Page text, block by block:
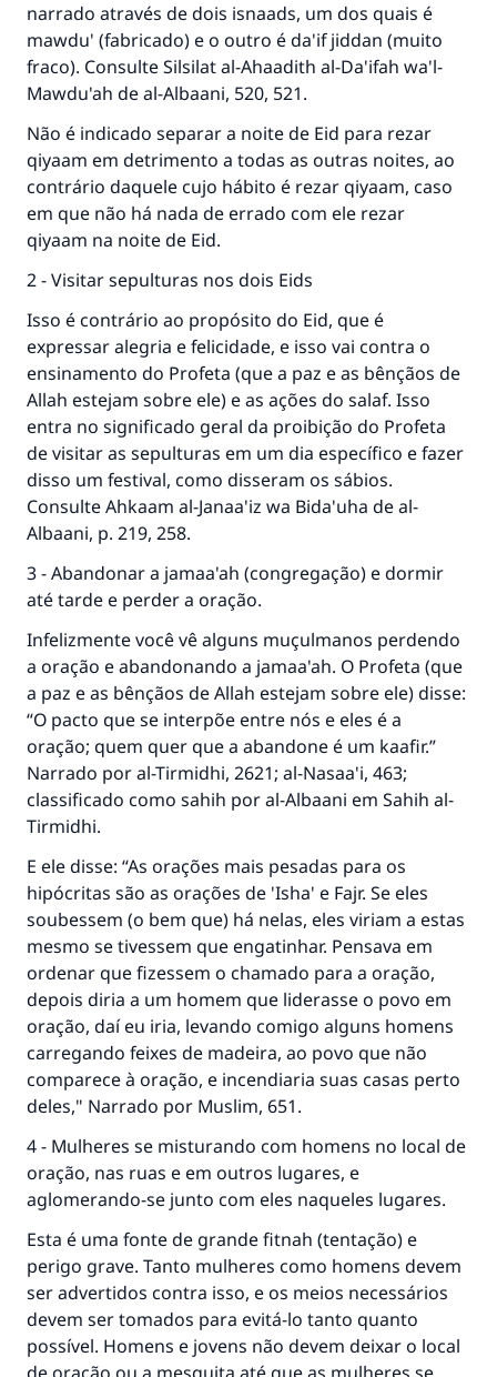
narrado através de dois isnaads, um dos quais é
mawdu' (fabricado) e o outro é da'if jiddan (muito
fraco). Consulte Silsilat al-Ahaadith al-Da'ifah wa'l-
Mawdu'ah de al-Albaani, 520, 521.
Não é indicado separar a noite de Eid para rezar
qiyaam em detrimento a todas as outras noites, ao
contrário daquele cujo hábito é rezar qiyaam, caso
em que não há nada de errado com ele rezar
qiyaam na noite de Eid.
2 - Visitar sepulturas nos dois Eids
Isso é contrário ao propósito do Eid, que é
expressar alegria e felicidade, e isso vai contra o
ensinamento do Profeta (que a paz e as bênçãos de
Allah estejam sobre ele) e as ações do salaf. Isso
entra no significado geral da proibição do Profeta
de visitar as sepulturas em um dia específico e fazer
disso um festival, como disseram os sábios.
Consulte Ahkaam al-Janaa'iz wa Bida'uha de al-
Albaani, p. 219, 258.
3 - Abandonar a jamaa'ah (congregação) e dormir
até tarde e perder a oração.
Infelizmente você vê alguns muçulmanos perdendo
a oração e abandonando a jamaa'ah. O Profeta (que
a paz e as bênçãos de Allah estejam sobre ele) disse:
“O pacto que se interpõe entre nós e eles é a
oração; quem quer que a abandone é um kaafir.”
Narrado por al-Tirmidhi, 2621; al-Nasaa'i, 463;
classificado como sahih por al-Albaani em Sahih al-
Tirmidhi.
E ele disse: “As orações mais pesadas para os
hipócritas são as orações de 'Isha' e Fajr. Se eles
soubessem (o bem que) há nelas, eles viriam a estas
mesmo se tivessem que engatinhar. Pensava em
ordenar que fizessem o chamado para a oração,
depois diria a um homem que liderasse o povo em
oração, daí eu iria, levando comigo alguns homens
carregando feixes de madeira, ao povo que não
comparece à oração, e incendiaria suas casas perto
deles," Narrado por Muslim, 651.
4 - Mulheres se misturando com homens no local de
oração, nas ruas e em outros lugares, e
aglomerando-se junto com eles naqueles lugares.
Esta é uma fonte de grande fitnah (tentação) e
perigo grave. Tanto mulheres como homens devem
ser advertidos contra isso, e os meios necessários
devem ser tomados para evitá-lo tanto quanto
possível. Homens e jovens não devem deixar o local